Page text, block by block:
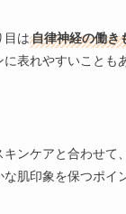
目は自律神経の働き
表れやすいことも
ンケアと合わせて、
肌印象を保つポイ